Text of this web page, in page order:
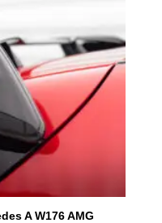
A W176 AMG